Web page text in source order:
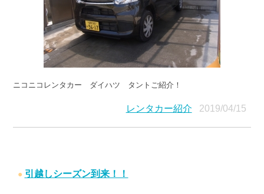
ニコニコレンタカー ダイハツ タントご紹介！
レンタカー紹介 2019/04/15
引越しシーズン到来！！